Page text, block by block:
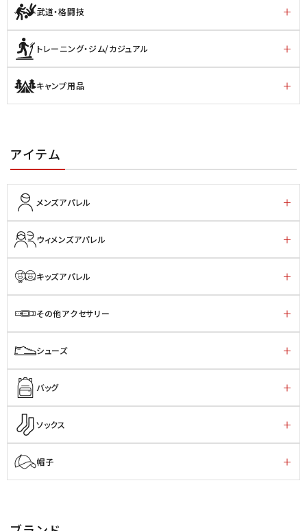
武道・格闘技
トレーニング・ジム/カジュアル
キャンプ用品
アイテム
メンズアパレル
ウィメンズアパレル
キッズアパレル
その他アクセサリー
シューズ
バッグ
ソックス
帽子